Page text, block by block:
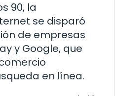
90, la
se disparó
de empresas
y Google, que
en línea.